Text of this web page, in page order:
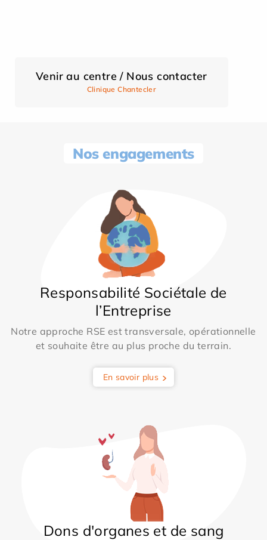
Venir au centre / Nous contacter
Clinique Chantecler
Nos engagements
Responsabilité Sociétale de
l’Entreprise
Notre approche RSE est transversale, opérationnelle
et souhaite être au plus proche du terrain.
En savoir plus
Dons d'organes et de sang